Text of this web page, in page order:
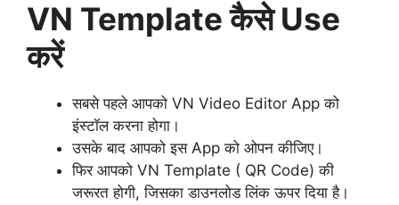
VN Template कैसे Use
करें
सबसे पहले आपको VN Video Editor App को
इंस्टॉल करना होगा।
उसके बाद आपको इस App को ओपन कीजिए।
फिर आपको VN Template ( QR Code) की
जरूरत होगी, जिसका डाउनलोड लिंक ऊपर दिया है।